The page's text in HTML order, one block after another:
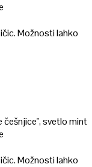
Možnosti lahko
Možnosti lahko